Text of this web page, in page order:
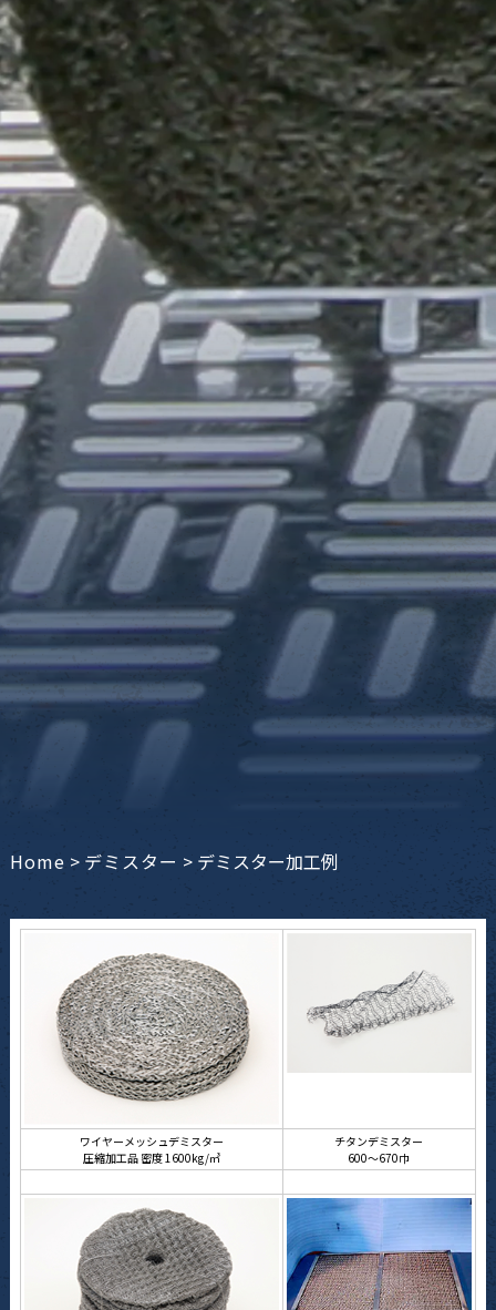
Home > デミスター > デミスター加工例
ワイヤーメッシュデミスター
圧縮加工品 密度 1600kg/㎥
チタンデミスター
600～670巾